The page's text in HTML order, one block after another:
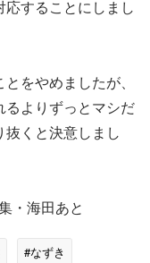
することにしまし
をやめましたが、
るよりずっとマシだ
くと決意しまし
海田あと
#なずき